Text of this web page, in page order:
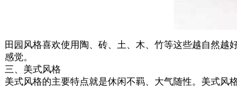
田园风格喜欢使用陶、砖、土、木、竹等这些越自然
感觉。
三、美式风格
美式风格的主要特点就是休闲不羁、大气随性。美式风